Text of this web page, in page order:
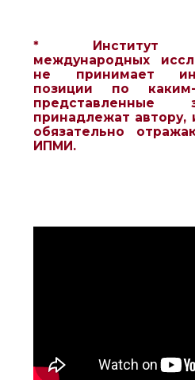
* Институт
международных
не принимает
позиции по
представленные
принадлежат автору,
обязательно
ИПМИ.